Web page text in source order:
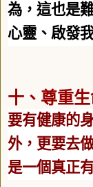
為，這也是
心靈、啟發
十、尊重
要有健康的
外，更要去
是一個真正